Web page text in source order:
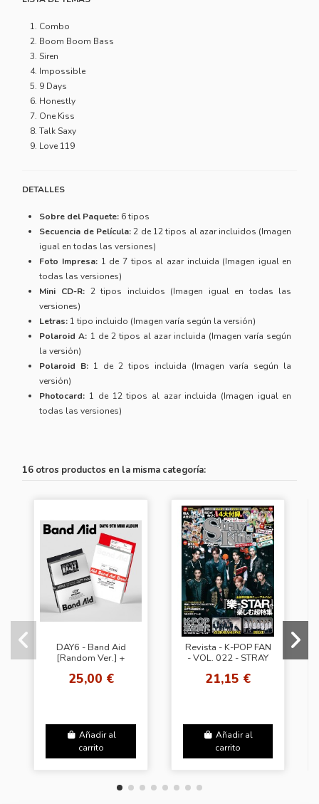
Combo
Boom Boom Bass
Siren
Impossible
9 Days
Honestly
One Kiss
Talk Saxy
Love 119
DETALLES
Sobre del Paquete: 6 tipos
Secuencia de Película:2 de 12 tipos al azar incluidos (Imagen
igual en todas las versiones)
Foto Impresa: 1 de 7 tipos al azar incluida (Imagen igual en
todas las versiones)
Mini CD-R:2 tipos incluidos (Imagen igual en todas las
versiones)
Letras: 1 tipo incluido (Imagen varía según la versión)
Polaroid A: 1 de 2 tipos al azar incluida (Imagen varía según
la versión)
Polaroid B: 1 de 2 tipos incluida (Imagen varía según la
versión)
Photocard: 1 de 12 tipos al azar incluida (Imagen igual en
todas las versiones)
16 otros productos en la misma categoría:
DAY6 - Band Aid
[Random Ver.] +
25,00 €
Añadir al
carrito
Revista - K-POP FAN
- VOL. 022 - STRAY
21,15 €
Añadir al
carrito